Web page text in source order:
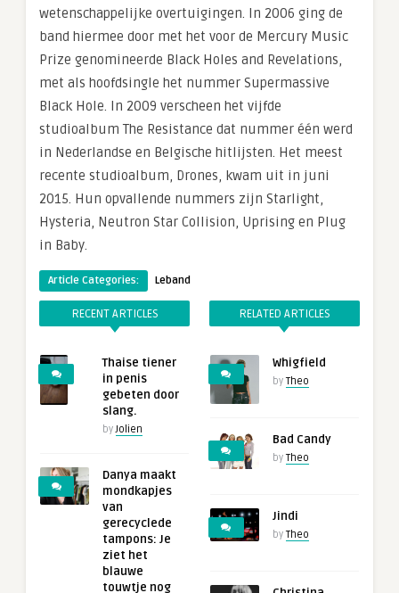
wetenschappelijke overtuigingen. In 2006 ging de
band hiermee door met het voor de Mercury Music
Prize genomineerde Black Holes and Revelations,
met als hoofdsingle het nummer Supermassive
Black Hole. In 2009 verscheen het vijfde
studioalbum The Resistance dat nummer één werd
in Nederlandse en Belgische hitlijsten. Het meest
recente studioalbum, Drones, kwam uit in juni
2015. Hun opvallende nummers zijn Starlight,
Hysteria, Neutron Star Collision, Uprising en Plug
in Baby.
Article Categories: Leband
RECENT ARTICLES
Thaise tiener
in penis
gebeten door
slang.
byJolien
Danya maakt
mondkapjes
van
gerecyclede
tampons: Je
ziet het
blauwe
touwtje nog
RELATED ARTICLES
Whigfield
by Theo
Bad Candy
by Theo
Jindi
by Theo